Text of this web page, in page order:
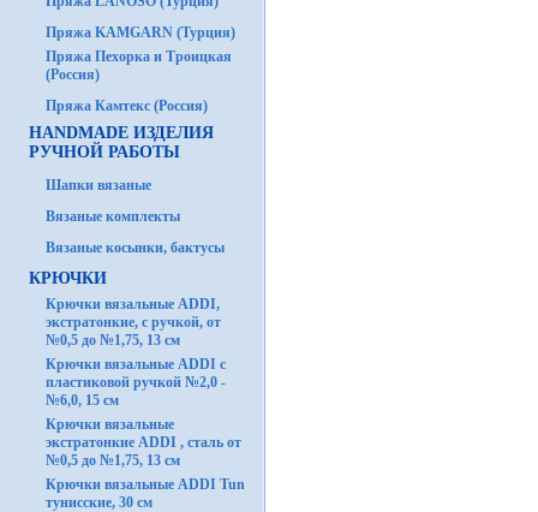
Пряжа KAMGARN (Турция)
Пряжа Пехорка и Троицкая
(Россия)
Пряжа Камтекс (Россия)
HANDMADE ИЗДЕЛИЯ
РУЧНОЙ РАБОТЫ
Шапки вязаные
Вязаные комплекты
Вязаные косынки, бактусы
КРЮЧКИ
Крючки вязальные ADDI,
экстратонкие, с ручкой, от
№0,5 до №1,75, 13 см
Крючки вязальные ADDI с
пластиковой ручкой №2,0 -
№6,0, 15 см
Крючки вязальные
экстратонкие ADDI , сталь от
№0,5 до №1,75, 13 см
Крючки вязальные ADDI Tun
тунисские, 30 см